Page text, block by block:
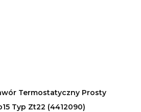
Termostatyczny Prosty
Typ Zt22 (4412090)